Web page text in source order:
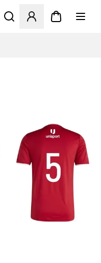
Opent een venster om in